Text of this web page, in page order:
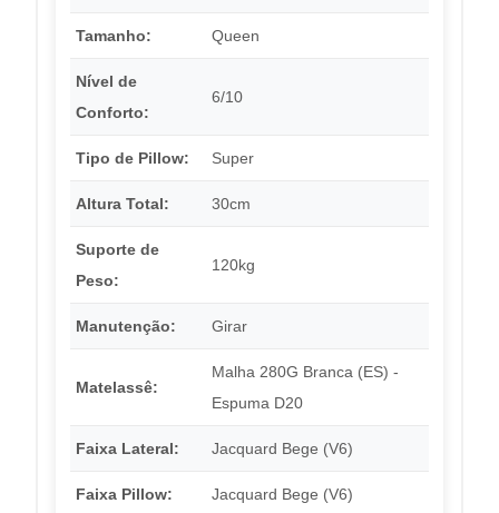
Tamanho: Queen
Nível de
Conforto:
6/10
Tipo de Pillow: Super
Altura Total: 30cm
Suporte de
Peso:
120kg
Manutenção: Girar
Matelassê:
Malha 280G Branca (ES) -
Espuma D20
Faixa Lateral: Jacquard Bege (V6)
Faixa Pillow: Jacquard Bege (V6)